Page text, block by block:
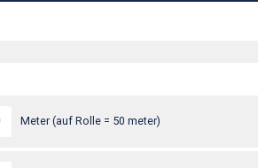
Meter (auf Rolle = 50 meter)